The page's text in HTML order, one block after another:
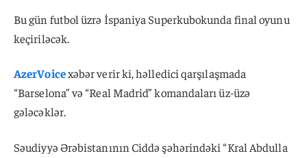
Bu gün futbol üzrə İspaniya Superkubokunda final oyunu
keçiriləcək.
AzerVoicexəbər verir ki, həlledici qarşılaşmada
“Barselona” və “Real Madrid” komandaları üz-üzə
gələcəklər.
Səudiyyə Ərəbistanının Ciddə şəhərindəki “Kral Abdulla